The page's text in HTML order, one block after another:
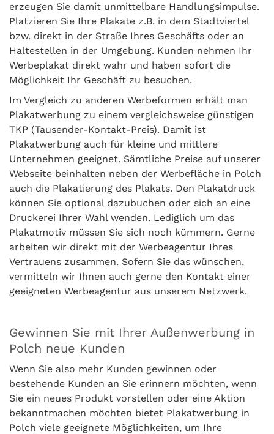
erzeugen Sie damit unmittelbare Handlungsimpulse.
Platzieren Sie Ihre Plakate z.B. in dem Stadtviertel
bzw. direkt in der Straße Ihres Geschäfts oder an
Haltestellen in der Umgebung. Kunden nehmen Ihr
Werbeplakat direkt wahr und haben sofort die
Möglichkeit Ihr Geschäft zu besuchen.
Im Vergleich zu anderen Werbeformen erhält man
Plakatwerbung zu einem vergleichsweise günstigen
TKP (Tausender-Kontakt-Preis). Damit ist
Plakatwerbung auch für kleine und mittlere
Unternehmen geeignet. Sämtliche Preise auf unserer
Webseite beinhalten neben der Werbefläche in Polch
auch die Plakatierung des Plakats. Den Plakatdruck
können Sie optional dazubuchen oder sich an eine
Druckerei Ihrer Wahl wenden. Lediglich um das
Plakatmotiv müssen Sie sich noch kümmern. Gerne
arbeiten wir direkt mit der Werbeagentur Ihres
Vertrauens zusammen. Sofern Sie das wünschen,
vermitteln wir Ihnen auch gerne den Kontakt einer
geeigneten Werbeagentur aus unserem Netzwerk.
Gewinnen Sie mit Ihrer Außenwerbung in
Polch neue Kunden
Wenn Sie also mehr Kunden gewinnen oder
bestehende Kunden an Sie erinnern möchten, wenn
Sie ein neues Produkt vorstellen oder eine Aktion
bekanntmachen möchten bietet Plakatwerbung in
Polch viele geeignete Möglichkeiten, um Ihre